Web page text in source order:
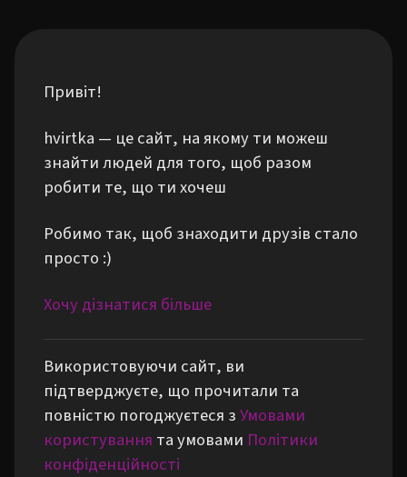
Привіт!
hvirtka — це сайт, на якому ти можеш
знайти людей для того, щоб разом
робити те, що ти хочеш
Робимо так, щоб знаходити друзів стало
просто :)
Хочу дізнатися більше
Використовуючи сайт, ви
підтверджуєте, що прочитали та
повністю погоджуєтеся зУмовами
користування та умовами Політики
конфіденційності